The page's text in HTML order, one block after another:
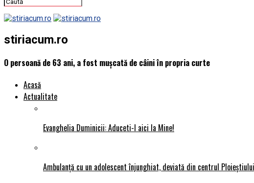
stiriacum.ro
O persoană de 63 ani, a fost mușcată de câini în propria curte
Acasă
Actualitate
Evanghelia Duminicii: Aduceti-l aici la Mine!
Ambulanță cu un adolescent înjunghiat, deviată din centrul